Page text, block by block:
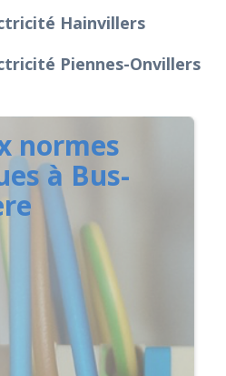
Hainvillers
Piennes-Onvillers
normes
à Bus-